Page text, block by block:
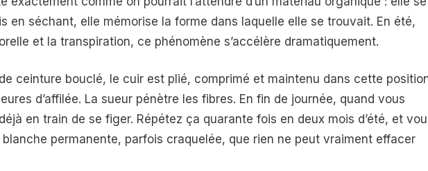
en séchant, elle mémorise la forme dans laquelle elle se trouvait. En été,
et la transpiration, ce phénomène s’accélère dramatiquement.
ceinture bouclé, le cuir est plié, comprimé et maintenu dans cette
d’affilée. La sueur pénètre les fibres. En fin de journée, quand vous
en train de se figer. Répétez ça quarante fois en deux mois d’été, et
permanente, parfois craquelée, que rien ne peut vraiment effacer